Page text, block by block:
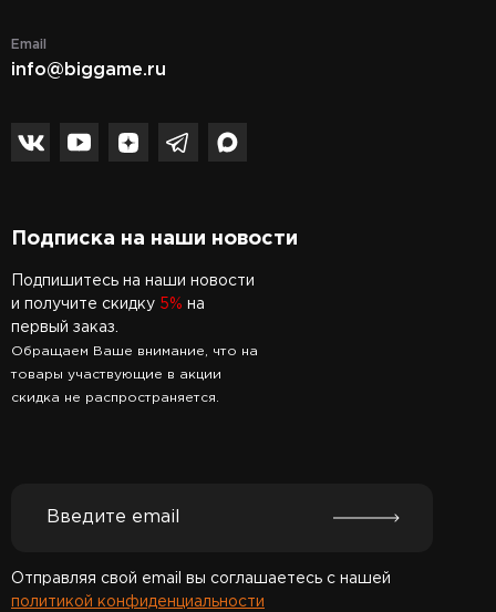
Email
info@biggame.ru
Подписка на наши новости
Подпишитесь на наши новости
и получите скидку 5% на
первый заказ.
Обращаем Ваше внимание, что на
товары участвующие в акции
скидка не распространяется.
Отправляя свой email вы соглашаетесь с нашей
политикой конфиденциальности